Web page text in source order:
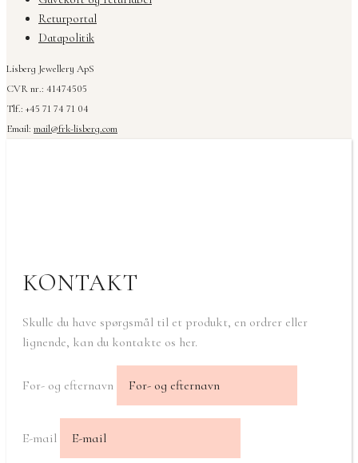
Returportal
Datapolitik
Lisberg Jewellery ApS
CVR nr.: 41474505
Tlf.: +45 71 74 71 04
Email: mail@frk-lisberg.com
KONTAKT
Skulle du have spørgsmål til et produkt, en ordrer eller
lignende, kan du kontakte os her.
For- og efternavn
E-mail